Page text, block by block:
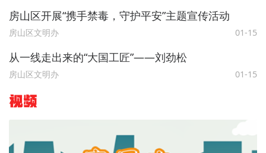
房山区开展“携手禁毒，守护平安”主题宣传活动
房山区文明办 01-15
从一线走出来的“大国工匠”——刘劲松
房山区文明办 01-15
视频